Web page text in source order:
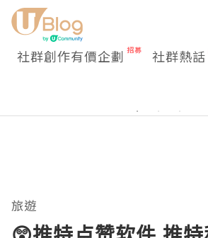
社群創作有價企劃 社群熱話
旅遊